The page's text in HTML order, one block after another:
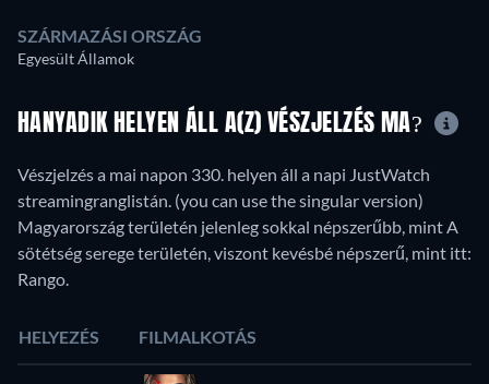
SZÁRMAZÁSI ORSZÁG
Egyesült Államok
HANYADIK HELYEN ÁLL A(Z) VÉSZJELZÉS MA?
Vészjelzés a mai napon 330. helyen áll a napi JustWatch
streamingranglistán. (you can use the singular version)
Magyarország területén jelenleg sokkal népszerűbb, mint A
sötétség serege területén, viszont kevésbé népszerű, mint itt:
Rango.
HELYEZÉS FILMALKOTÁS